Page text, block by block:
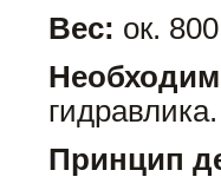
Вес: ок. 800
гидравлика.
Принцип